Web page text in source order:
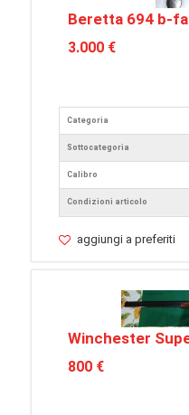
Beretta 694 b-
3.000 €
Categoria
Sottocategoria
Calibro
Condizioni articolo
aggiungi a preferiti
Winchester
800 €